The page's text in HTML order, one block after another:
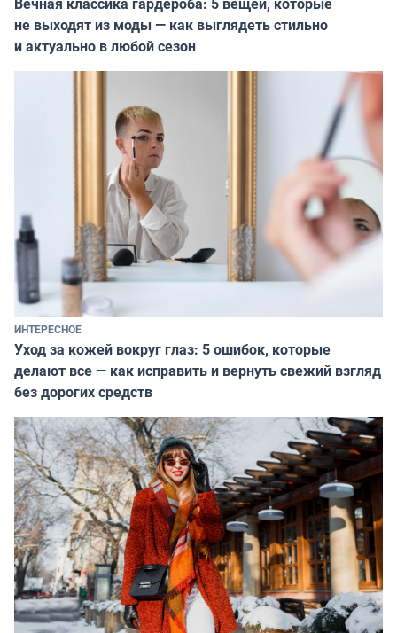
не выходят из моды — как выглядеть стильно
и актуально в любой сезон
ИНТЕРЕСНОЕ
Уход за кожей вокруг глаз: 5 ошибок, которые
делают все — как исправить и вернуть свежий взгляд
без дорогих средств